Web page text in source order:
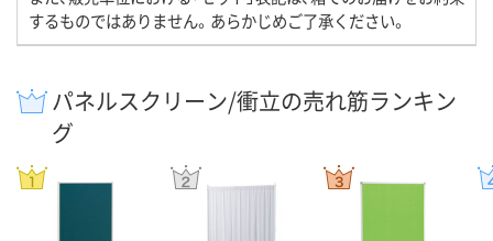
するものではありません。あらかじめご了承ください。
パネルスクリーン/衝立の売れ筋ランキン
グ